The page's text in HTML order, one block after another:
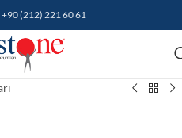
+90 (212) 221 60 61